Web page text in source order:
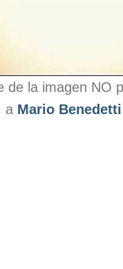
de la imagen NO
a Mario Benedetti